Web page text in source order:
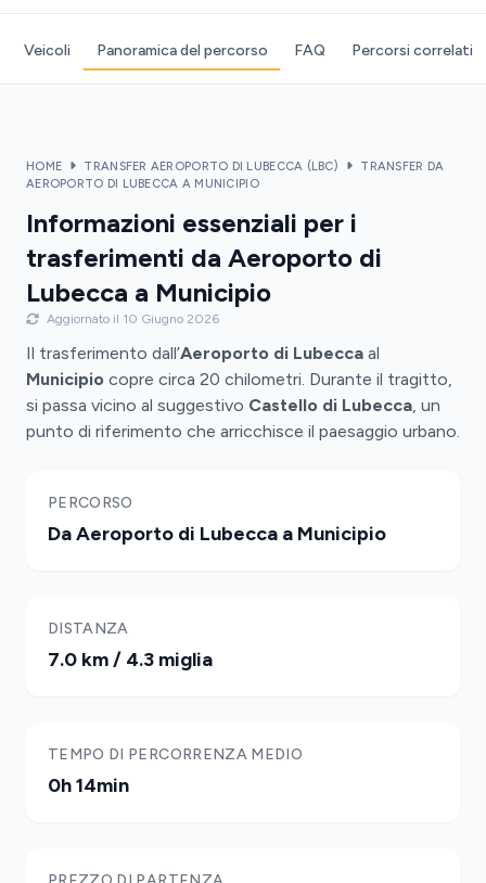
Veicoli Panoramica del percorso FAQ Percorsi correlati
HOME TRANSFER AEROPORTO DI LUBECCA (LBC)
TRANSFER DA
AEROPORTO DI LUBECCA A MUNICIPIO
Informazioni essenziali per i
trasferimenti da Aeroporto di
Lubecca a Municipio
Aggiornato il 10 Giugno 2026
Il trasferimento dall’Aeroporto di Lubecca al
Municipio copre circa 20 chilometri. Durante il tragitto,
si passa vicino al suggestivo Castello di Lubecca, un
punto di riferimento che arricchisce il paesaggio urbano.
PERCORSO
Da Aeroporto di Lubecca a Municipio
DISTANZA
7.0 km / 4.3 miglia
TEMPO DI PERCORRENZA MEDIO
0h 14min